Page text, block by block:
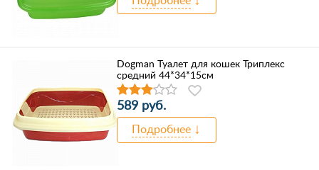
Dogman Туалет для кошек Триплекс
средний 44*34*15см
589 руб.
Подробнее